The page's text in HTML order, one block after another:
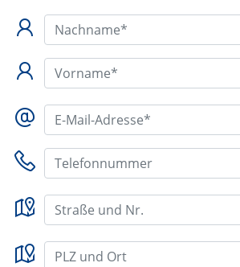
Nachname*:
Vorname*:
E-Mail-Adresse*:
Telefonnummer:
Straße und Nr.:
PLZ und Ort: